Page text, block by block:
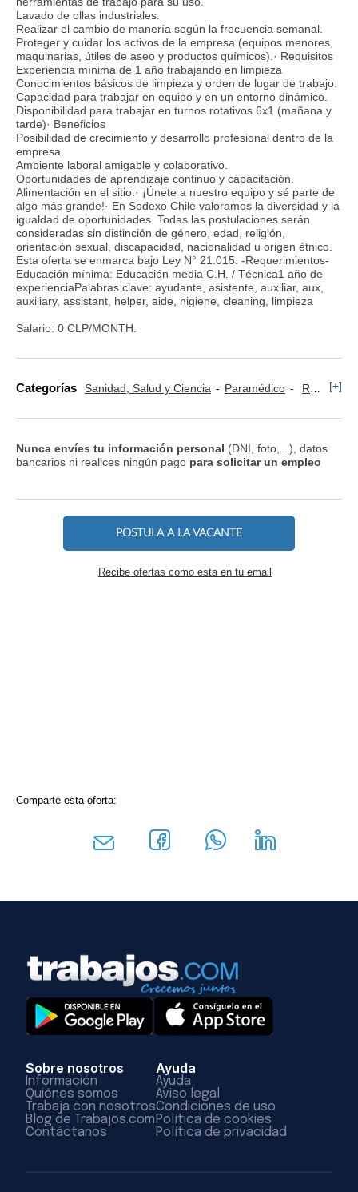
Lavado de ollas industriales.
Realizar el cambio de manería según la frecuencia semanal.
Proteger y cuidar los activos de la empresa (equipos menores,
maquinarias, útiles de aseo y productos químicos).· Requisitos
Experiencia mínima de 1 año trabajando en limpieza
Conocimientos básicos de limpieza y orden de lugar de trabajo.
Capacidad para trabajar en equipo y en un entorno dinámico.
Disponibilidad para trabajar en turnos rotativos 6x1 (mañana y
tarde)· Beneficios
Posibilidad de crecimiento y desarrollo profesional dentro de la
empresa.
Ambiente laboral amigable y colaborativo.
Oportunidades de aprendizaje continuo y capacitación.
Alimentación en el sitio.· ¡Únete a nuestro equipo y sé parte de
algo más grande!· En Sodexo Chile valoramos la diversidad y la
igualdad de oportunidades. Todas las postulaciones serán
consideradas sin distinción de género, edad, religión,
orientación sexual, discapacidad, nacionalidad u origen étnico.
Esta oferta se enmarca bajo Ley N° 21.015. -Requerimientos-
Educación mínima: Educación media C.H. / Técnica1 año de
experienciaPalabras clave: ayudante, asistente, auxiliar, aux,
auxiliary, assistant, helper, aide, higiene, cleaning, limpieza
Salario: 0 CLP/MONTH.
Categorías Sanidad, Salud y Ciencia Paramédico Restauración y Turismo [+]
Nunca envíes tu información personal (DNI, foto,...), datos
bancarios ni realices ningún pago para solicitar un empleo
POSTULA A LA VACANTE
Recibe ofertas como esta en tu email
Comparte esta oferta:
Sobre nosotros
Información
Quiénes somos
Trabaja con nosotros
Blog de Trabajos.com
Contáctanos
Ayuda
Ayuda
Aviso legal
Condiciones de uso
Política de cookies
Política de privacidad